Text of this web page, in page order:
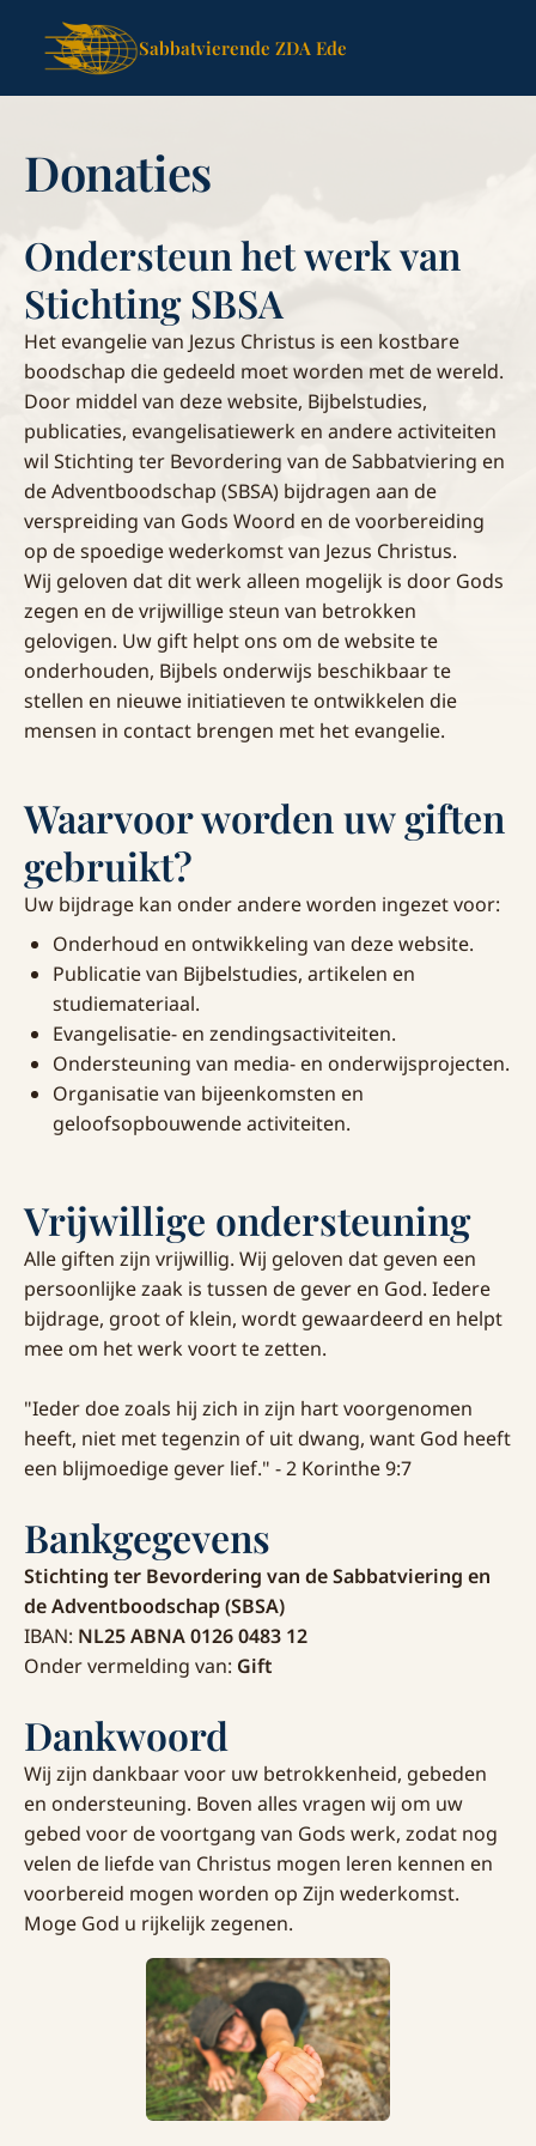
Sabbatvierende ZDA Ede
Donaties
Ondersteun het werk van
Stichting SBSA
Het evangelie van Jezus Christus is een kostbare
boodschap die gedeeld moet worden met de wereld.
Door middel van deze website, Bijbelstudies,
publicaties, evangelisatiewerk en andere activiteiten
wil Stichting ter Bevordering van de Sabbatviering en
de Adventboodschap (SBSA) bijdragen aan de
verspreiding van Gods Woord en de voorbereiding
op de spoedige wederkomst van Jezus Christus.
Wij geloven dat dit werk alleen mogelijk is door Gods
zegen en de vrijwillige steun van betrokken
gelovigen. Uw gift helpt ons om de website te
onderhouden, Bijbels onderwijs beschikbaar te
stellen en nieuwe initiatieven te ontwikkelen die
mensen in contact brengen met het evangelie.
Waarvoor worden uw giften
gebruikt?
Uw bijdrage kan onder andere worden ingezet voor:
Onderhoud en ontwikkeling van deze website.
Publicatie van Bijbelstudies, artikelen en
studiemateriaal.
Evangelisatie- en zendingsactiviteiten.
Ondersteuning van media- en onderwijsprojecten.
Organisatie van bijeenkomsten en
geloofsopbouwende activiteiten.
Vrijwillige ondersteuning
Alle giften zijn vrijwillig. Wij geloven dat geven een
persoonlijke zaak is tussen de gever en God. Iedere
bijdrage, groot of klein, wordt gewaardeerd en helpt
mee om het werk voort te zetten.
"Ieder doe zoals hij zich in zijn hart voorgenomen
heeft, niet met tegenzin of uit dwang, want God heeft
een blijmoedige gever lief." - 2 Korinthe 9:7
Bankgegevens
Stichting ter Bevordering van de Sabbatviering en
de Adventboodschap (SBSA)
IBAN: NL25 ABNA 0126 0483 12
Onder vermelding van: Gift
Dankwoord
Wij zijn dankbaar voor uw betrokkenheid, gebeden
en ondersteuning. Boven alles vragen wij om uw
gebed voor de voortgang van Gods werk, zodat nog
velen de liefde van Christus mogen leren kennen en
voorbereid mogen worden op Zijn wederkomst.
Moge God u rijkelijk zegenen.